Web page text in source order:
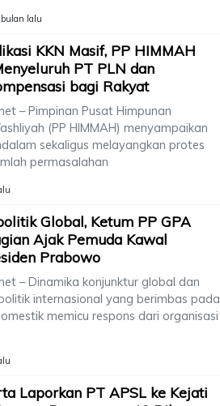
lalu
KKN Masif, PP HIMMAH
PT PLN dan
bagi Rakyat
– Pimpinan Pusat Himpunan
(PP HIMMAH) menyampaikan
sekaligus melayangkan protes
permasalahan
Global, Ketum PP GPA
Ajak Pemuda Kawal
Prabowo
– Dinamika konjunktur global dan
internasional yang berimbas pada
memicu respons dari organisasi
Laporkan PT APSL ke Kejati